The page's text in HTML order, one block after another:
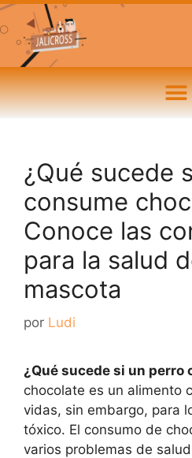
¿Qué sucede
consume
Conoce las
para la salud
mascota
por Ludi
¿Qué sucede si un perro
chocolate es un alimento
vidas, sin embargo, para
tóxico. El consumo de
varios problemas de